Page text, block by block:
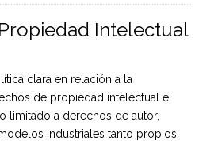
Intelectual
clara en relación a la
de propiedad intelectual e
limitado a derechos de autor,
industriales tanto propios